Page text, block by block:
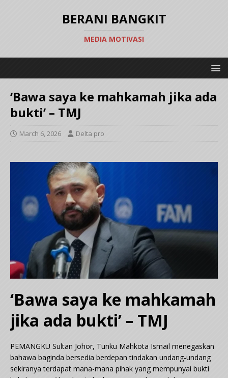
BERANI BANGKIT
MEDIA MOTIVASI
‘Bawa saya ke mahkamah jika ada
bukti’ – TMJ
March 6, 2026 Delta pro
‘Bawa saya ke mahkamah
jika ada bukti’ – TMJ
PEMANGKU Sultan Johor, Tunku Mahkota Ismail menegaskan
bahawa baginda bersedia berdepan tindakan undang-undang
sekiranya terdapat mana-mana pihak yang mempunyai bukti